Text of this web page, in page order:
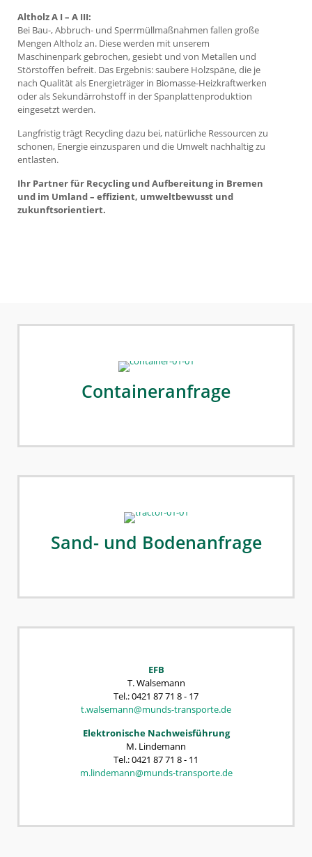
Altholz A I – A III:
Bei Bau-, Abbruch- und Sperrmüllmaßnahmen fallen große
Mengen Altholz an. Diese werden mit unserem
Maschinenpark gebrochen, gesiebt und von Metallen und
Störstoffen befreit. Das Ergebnis: saubere Holzspäne, die je
nach Qualität als Energieträger in Biomasse-Heizkraftwerken
oder als Sekundärrohstoff in der Spanplattenproduktion
eingesetzt werden.
Langfristig trägt Recycling dazu bei, natürliche Ressourcen zu
schonen, Energie einzusparen und die Umwelt nachhaltig zu
entlasten.
Ihr Partner für Recycling und Aufbereitung in Bremen
und im Umland – effizient, umweltbewusst und
zukunftsorientiert.
Containeranfrage
Sand- und Bodenanfrage
EFB
T. Walsemann
Tel.: 0421 87 71 8 - 17
t.walsemann@munds-transporte.de
Elektronische Nachweisführung
M. Lindemann
Tel.: 0421 87 71 8 - 11
m.lindemann@munds-transporte.de